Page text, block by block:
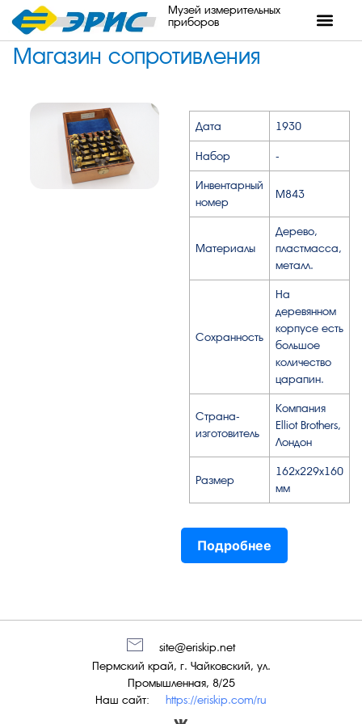
Музей измерительных
приборов
Магазин сопротивления
Дата 1930
Набор -
Инвентарный
номер
М843
Материалы
Дерево,
пластмасса,
металл.
Сохранность
На
деревянном
корпусе есть
большое
количество
царапин.
Страна-
изготовитель
Компания
Elliot Brothers,
Лондон
Размер
162х229х160
мм
Подробнее
Наш сайт: https://eriskip.com/ru
Пермский край, г. Чайковский, ул.
Промышленная, 8/25
site@eriskip.net